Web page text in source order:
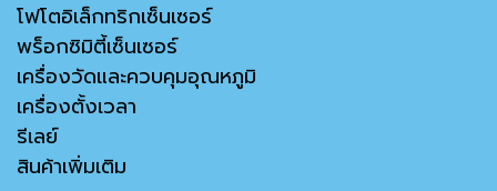
โฟโตอิเล็กทริกเซ็นเซอร์
พร็อกซิมิตี้เซ็นเซอร์
เครื่องวัดและควบคุมอุณหภูมิ
เครื่องตั้งเวลา
รีเลย์
สินค้าเพิ่มเติม